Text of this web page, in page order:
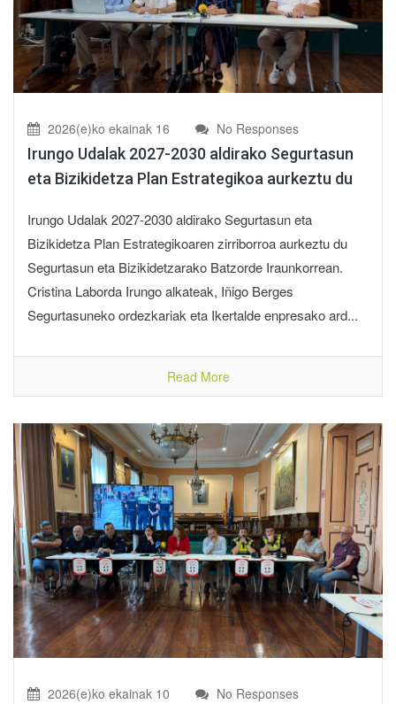
2026(e)ko ekainak 16 No Responses
Irungo Udalak 2027-2030 aldirako Segurtasun
eta Bizikidetza Plan Estrategikoa aurkeztu du
Irungo Udalak 2027-2030 aldirako Segurtasun eta
Bizikidetza Plan Estrategikoaren zirriborroa aurkeztu du
Segurtasun eta Bizikidetzarako Batzorde Iraunkorrean.
Cristina Laborda Irungo alkateak, Iñigo Berges
Segurtasuneko ordezkariak eta Ikertalde enpresako ard...
Read More
2026(e)ko ekainak 10 No Responses